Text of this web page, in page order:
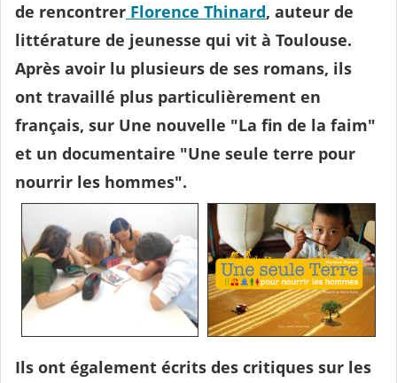
de rencontrer Florence Thinard, auteur de
littérature de jeunesse qui vit à Toulouse.
Après avoir lu plusieurs de ses romans, ils
ont travaillé plus particulièrement en
français, sur Une nouvelle "La fin de la faim"
et un documentaire "Une seule terre pour
nourrir les hommes".
Ils ont également écrits des critiques sur les